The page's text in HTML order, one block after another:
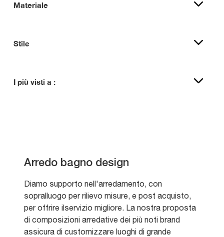
Materiale
Stile
I più visti a :
Arredo bagno design
Diamo supporto nell'arredamento, con
sopralluogo per rilievo misure, e post acquisto,
per offrire ilservizio migliore. La nostra proposta
di composizioni arredative dei più noti brand
assicura di customizzare luoghi di grande